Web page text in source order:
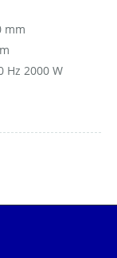
mm
Hz 2000 W